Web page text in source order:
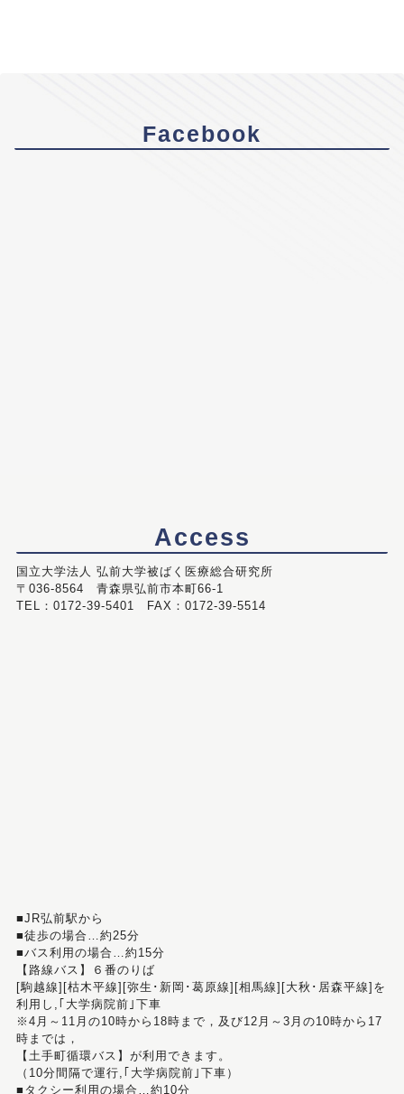
Facebook
Access
国立大学法人 弘前大学被ばく医療総合研究所
〒036-8564 青森県弘前市本町66-1
TEL：0172-39-5401 FAX：0172-39-5514
■JR弘前駅から
■徒歩の場合…約25分
■バス利用の場合…約15分
【路線バス】６番のりば
[駒越線][枯木平線][弥生･新岡･葛原線][相馬線][大秋･居森平線]を
利用し,｢大学病院前｣下車
※4月～11月の10時から18時まで，及び12月～3月の10時から17
時までは，
【土手町循環バス】が利用できます。
（10分間隔で運行,｢大学病院前｣下車）
■タクシー利用の場合…約10分